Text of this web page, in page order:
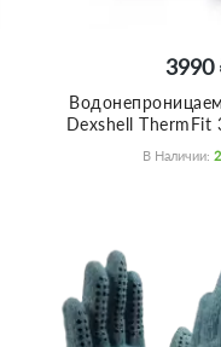
3990
Dexshell ThermFit
В Наличии: